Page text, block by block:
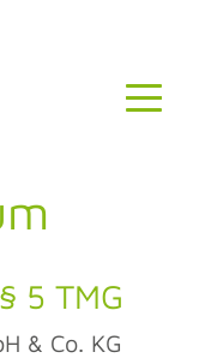
5 TMG
& Co. KG